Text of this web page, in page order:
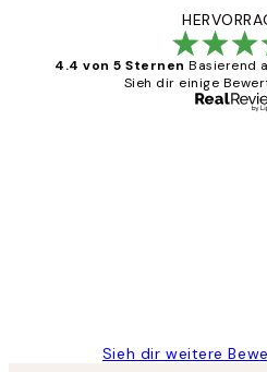
4.4 von 5 Sternen Basierend
Sieh dir einige
Sieh dir weitere